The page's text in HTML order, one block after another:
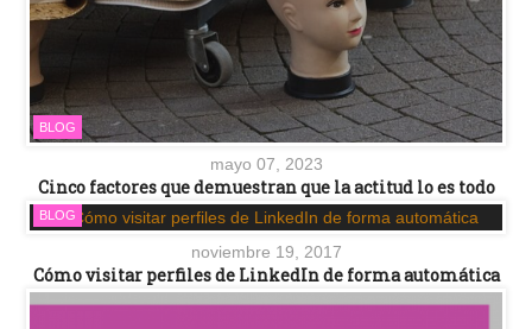
BLOG
mayo 07, 2023
Cinco factores que demuestran que la actitud lo es todo
BLOG
noviembre 19, 2017
Cómo visitar perfiles de LinkedIn de forma automática